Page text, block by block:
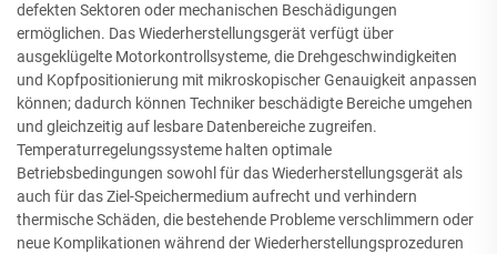
defekten Sektoren oder mechanischen Beschädigungen
ermöglichen. Das Wiederherstellungsgerät verfügt über
ausgeklügelte Motorkontrollsysteme, die Drehgeschwindigkeiten
und Kopfpositionierung mit mikroskopischer Genauigkeit anpassen
können; dadurch können Techniker beschädigte Bereiche umgehen
und gleichzeitig auf lesbare Datenbereiche zugreifen.
Temperaturregelungssysteme halten optimale
Betriebsbedingungen sowohl für das Wiederherstellungsgerät als
auch für das Ziel-Speichermedium aufrecht und verhindern
thermische Schäden, die bestehende Probleme verschlimmern oder
neue Komplikationen während der Wiederherstellungsprozeduren